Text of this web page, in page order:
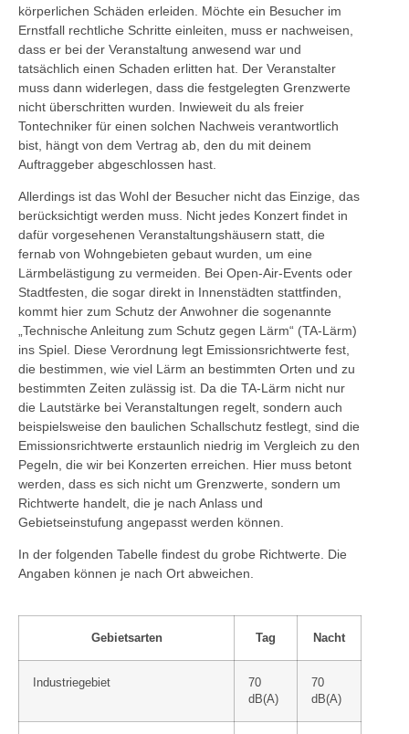
körperlichen Schäden erleiden. Möchte ein Besucher im
Ernstfall rechtliche Schritte einleiten, muss er nachweisen,
dass er bei der Veranstaltung anwesend war und
tatsächlich einen Schaden erlitten hat. Der Veranstalter
muss dann widerlegen, dass die festgelegten Grenzwerte
nicht überschritten wurden. Inwieweit du als freier
Tontechniker für einen solchen Nachweis verantwortlich
bist, hängt von dem Vertrag ab, den du mit deinem
Auftraggeber abgeschlossen hast.
Allerdings ist das Wohl der Besucher nicht das Einzige, das
berücksichtigt werden muss. Nicht jedes Konzert findet in
dafür vorgesehenen Veranstaltungshäusern statt, die
fernab von Wohngebieten gebaut wurden, um eine
Lärmbelästigung zu vermeiden. Bei Open-Air-Events oder
Stadtfesten, die sogar direkt in Innenstädten stattfinden,
kommt hier zum Schutz der Anwohner die sogenannte
„Technische Anleitung zum Schutz gegen Lärm“ (TA-Lärm)
ins Spiel. Diese Verordnung legt Emissionsrichtwerte fest,
die bestimmen, wie viel Lärm an bestimmten Orten und zu
bestimmten Zeiten zulässig ist. Da die TA-Lärm nicht nur
die Lautstärke bei Veranstaltungen regelt, sondern auch
beispielsweise den baulichen Schallschutz festlegt, sind die
Emissionsrichtwerte erstaunlich niedrig im Vergleich zu den
Pegeln, die wir bei Konzerten erreichen. Hier muss betont
werden, dass es sich nicht um Grenzwerte, sondern um
Richtwerte handelt, die je nach Anlass und
Gebietseinstufung angepasst werden können.
In der folgenden Tabelle findest du grobe Richtwerte. Die
Angaben können je nach Ort abweichen.
Gebietsarten Tag Nacht
Industriegebiet
70
dB(A)
70
dB(A)